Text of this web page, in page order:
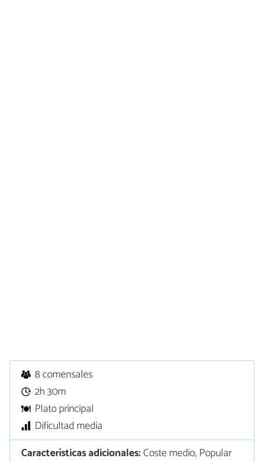
8 comensales
2h 30m
Plato principal
Dificultad media
Características adicionales:Coste medio, Popular